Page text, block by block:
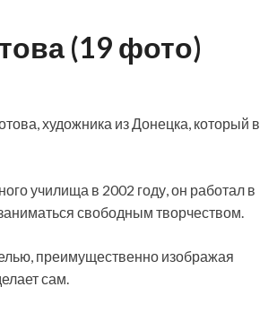
(19 фото)
художника из Донецка, который в
училища в 2002 году, он работал в
свободным творчеством.
преимущественно изображая
сам.